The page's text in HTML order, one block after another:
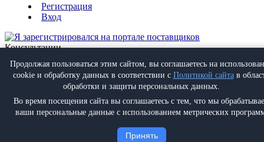
Регистрация
Вход
Консультации
Позвонить +7 (495) 988-07-08
Написатьinfo@proff-comfort.ru
Политика конфиденциальности
Продолжая пользоваться этим сайтом, вы соглашаетесь на
cookie и обработку данных в соответствии с Политикой сайтав
обработки и защиты персональных данных.
Во время посещения сайта вы соглашаетесь с тем, что мы
ваши персональные данные с использованием метрических
Принять